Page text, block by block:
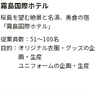
霧島国際ホテル
桜島を望む絶景と名湯、美食の宿
「霧島国際ホテル」
従業員数： 51〜100名
目的： オリジナル衣服・グッズの企
画・生産
ユニフォームの企画・生産